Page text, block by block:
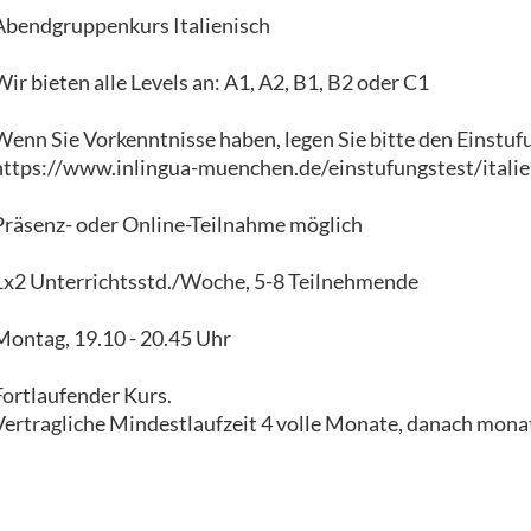
Italienisch
bieten alle Levels an: A1, A2, B1, B2 oder C1
Sie Vorkenntnisse haben, legen Sie bitte den
www.inlingua-muenchen.de/einstufungstest/
oder Online-Teilnahme möglich
Unterrichtsstd./Woche, 5-8 Teilnehmende
19.10 - 20.45 Uhr
Kurs.
Mindestlaufzeit 4 volle Monate, danach